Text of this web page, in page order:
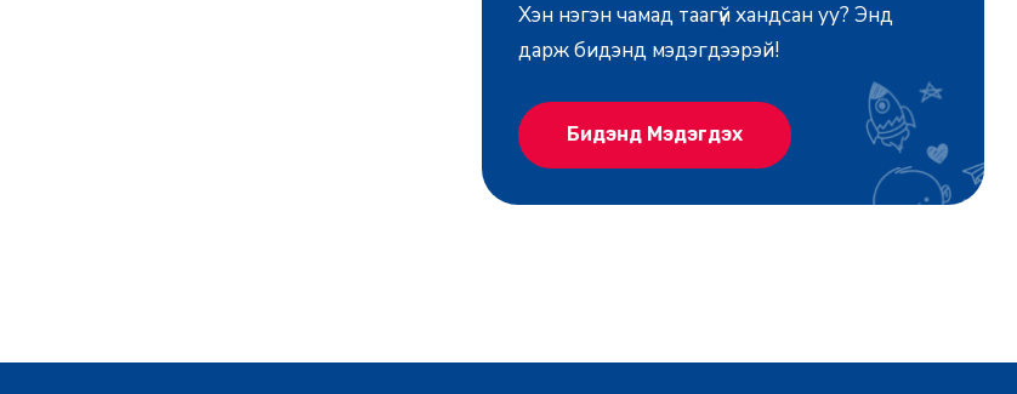
Хэн нэгэн чамад таагүй хандсан уу? Энд
дарж бидэнд мэдэгдээрэй!
Бидэнд Мэдэгдэх